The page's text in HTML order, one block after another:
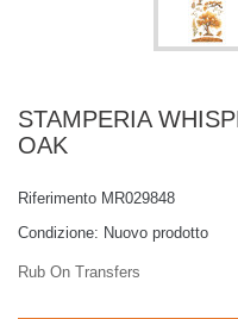
STAMPERIA
OAK
Riferimento MR029848
Condizione: Nuovo prodotto
Rub On Transfers